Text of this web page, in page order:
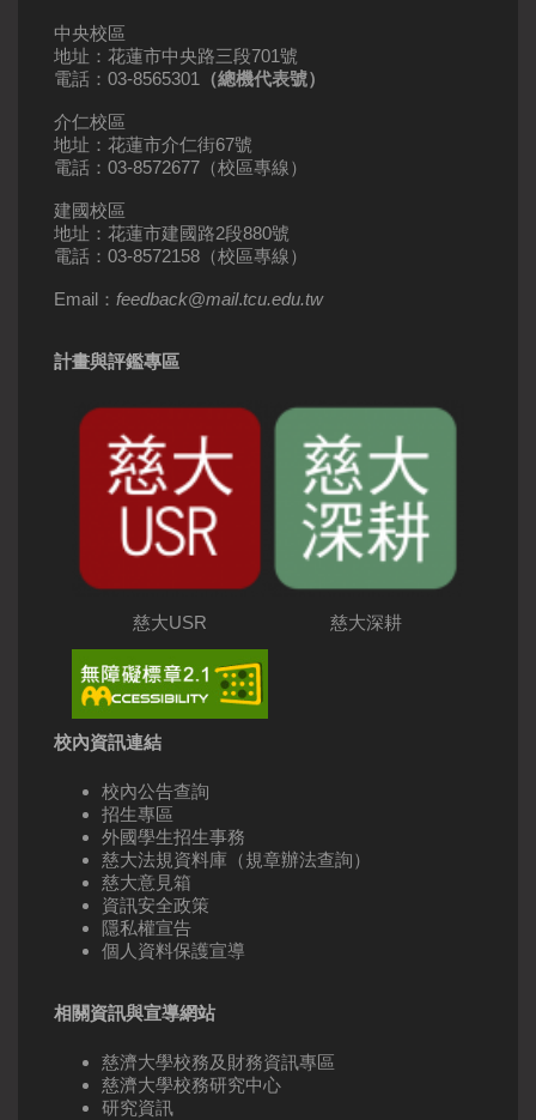
中央校區
地址：花蓮市中央路三段701號
電話：03-8565301
（總機代表號）
介仁校區
地址：花蓮市介仁街67號
電話：03-8572677（校區專線）
建國校區
地址：花蓮市建國路2段880號
電話：03-8572158（校區專線）
Email： feedback@mail.tcu.edu.tw
計畫與評鑑專區
慈大USR 慈大深耕
校內資訊連結
校內公告查詢
招生專區
外國學生招生事務
慈大法規資料庫（規章辦法查詢）
慈大意見箱
資訊安全政策
隱私權宣告
個人資料保護宣導
相關資訊與宣導網站
慈濟大學校務及財務資訊專區
慈濟大學校務研究中心
研究資訊